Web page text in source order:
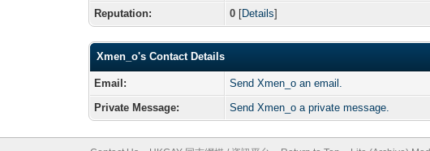
Reputation: 0 [Details]
Xmen_o's Contact Details
Email:
Send Xmen_o an email.
Private Message:
Send Xmen_o a private message.